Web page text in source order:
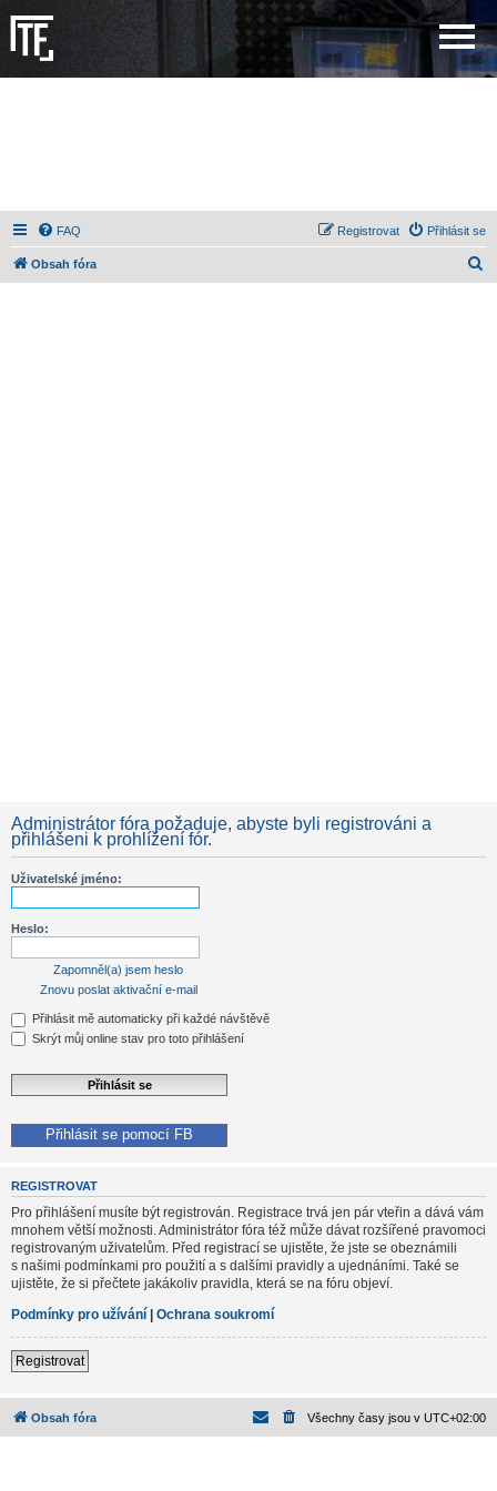
FAQ Přihlásit se
Registrovat
Obsah fóra
Administrátor fóra požaduje, abyste byli registrováni a
přihlášeni k prohlížení fór.
Uživatelské jméno:
Heslo:
Zapomněl(a) jsem heslo
Znovu poslat aktivační e-mail
Přihlásit mě automaticky při každé návštěvě
Skrýt můj online stav pro toto přihlášení
Přihlásit se pomocí FB
REGISTROVAT
Pro přihlášení musíte být registrován. Registrace trvá jen pár vteřin a dává vám
mnohem větší možnosti. Administrátor fóra též může dávat rozšířené pravomoci
registrovaným uživatelům. Před registrací se ujistěte, že jste se obeznámili
s našimi podmínkami pro použití a s dalšími pravidly a ujednáními. Také se
ujistěte, že si přečtete jakákoliv pravidla, která se na fóru objeví.
Podmínky pro užívání | Ochrana soukromí
Registrovat
Obsah fóra Všechny časy jsou v UTC+02:00